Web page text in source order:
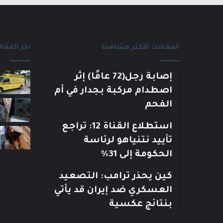
المقالات الأكثر مشاهدة
إصابة رجل(72 عامًا) إثر
اصطدام مركبة بجدار في أم
الفحم
استطلاع القناة 12: تراجع
تأييد نتنياهو لرئاسة
الحكومة إلى 31%
كين يحذر ترامب: التصعيد
العسكري ضد إيران قد يأتي
بنتائج عكسية
اخر